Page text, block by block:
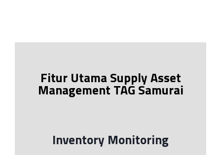
Fitur Utama Supply Asset
Management TAG Samurai
Inventory Monitoring